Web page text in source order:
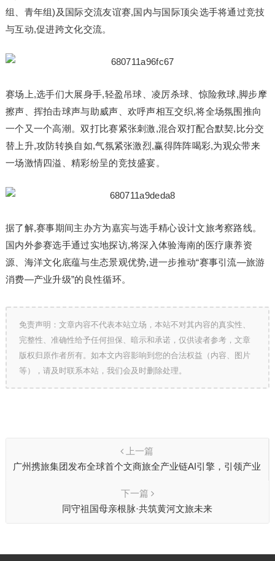
组、青年组)及国际交流友谊赛,国内与国际顶尖选手将通过竞技
与互动,促进跨文化交流。
赛场上,选手们大展身手,轻盈吊球、凌厉杀球、惊险救球,脚步摩
擦声、挥拍击球声与助威声、欢呼声相互交织,将全场氛围推向
一个又一个高潮。双打比赛紧张刺激,混合双打配合默契,比分交
替上升,攻防转换自如,气氛紧张激烈,赢得阵阵喝彩,为观众带来
一场激情四溢、精彩纷呈的竞技盛宴。
据了解,赛事期间主办方为嘉宾与选手精心设计文旅考察路线。
国内外参赛选手通过实地探访,将深入体验海南的医疗康养资
源、海洋文化底蕴与生态景观优势,进一步推动“赛事引流—旅游
消费—产业升级”的良性循环。
免责声明：文章内容不代表本站立场，本站不对其内容的真实性、
完整性、准确性给予任何担保、暗示和承诺，仅供读者参考，文章
版权归原作者所有。如本文内容影响到您的合法权益（内容、图片
等），请及时联系本站，我们会及时删除处理。
上一篇
广州携旅集团发布全球首个文商旅全产业链AI引擎，引领产业
下一篇
同守祖国母亲根脉·共筑黄河文旅未来